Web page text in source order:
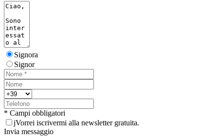
Signora
Signor
* Campi obbligatori
jVorrei iscrivermi alla newsletter gratuita.
Invia messaggio